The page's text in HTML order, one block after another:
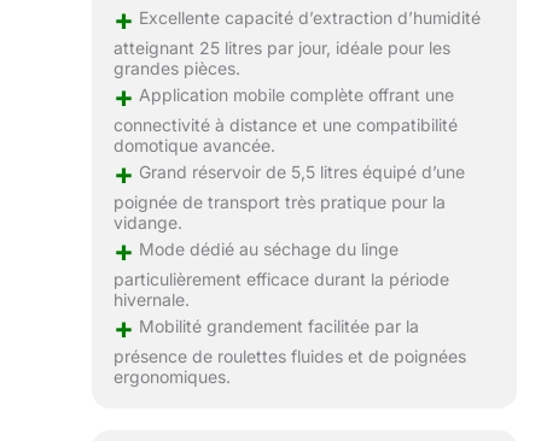
+ Excellente capacité d’extraction d’humidité
atteignant 25 litres par jour, idéale pour les
grandes pièces.
+ Application mobile complète offrant une
connectivité à distance et une compatibilité
domotique avancée.
+ Grand réservoir de 5,5 litres équipé d’une
poignée de transport très pratique pour la
vidange.
+ Mode dédié au séchage du linge
particulièrement efficace durant la période
hivernale.
+ Mobilité grandement facilitée par la
présence de roulettes fluides et de poignées
ergonomiques.